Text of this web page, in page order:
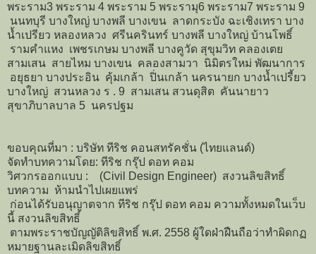
พระราม3 พระราม 4 พระราม 5 พระรามุ6 พระราม7 พระราม 9
นนทบุรี บางใหญ่ บางพลี บางเขน ลาดกระบัง ฉะเชิงเทรา บาง
น้ำเปรียว หลองหลวง ศรีนครินทร์ บางพลี บางใหญ่ บ้านโพธิ์
รามคำแหง เพชรเกษม บางพลี บางคูวัด สุขุมวิท คลองเตย
สามเสน สายไหม บางเขน คลองสามวา นิมิตรใหม่ พัฒนาการ
อยุธยา บางประอิน คุ้มเกล้า ปิ่นเกล้า นครนายก บางน้ำเปรี้ยว
บางใหญ่ สวนหลวง ร . 9 สามเสน สวนดุสิต คันนายาว
สุขาภิบาลบาล 5 นครปฐม
ขอบคุณที่มา : บริษัท ทีริช คอนสทรัคชั่น (ไทยแลนด์)
จัดทำบทความโดย: ทีริช กรุ๊ป ดอท คอม
วิศวกรออกแบบ : (Civil Design Engineer) สงวนลิขสิทธิ์
บทความ ห้ามนำไปเผยแพร่
ก่อนได้รับอนุญาตจาก ทีริช กรุ๊ป ดอท คอม ความทั้งหมดในเว็บ
นี้ สงวนลิขสิทธิ์
ตามพระราชบัญญัติลิขสิทธิ์ พ.ศ. 2558 ผู้ใดฝ่าฝืนถือว่าทำผิดกฏ
หมายฐานละเมิดลิขสิทธิ์